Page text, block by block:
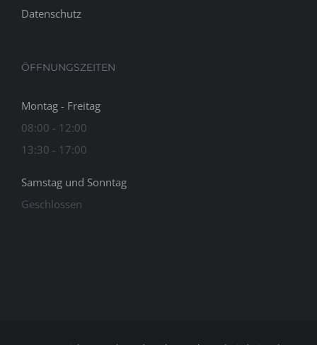
Datenschutz
ÖFFNUNGSZEITEN
Montag - Freitag
08:00 - 12:00
13:30 - 17:00
Samstag und Sonntag
Geschlossen